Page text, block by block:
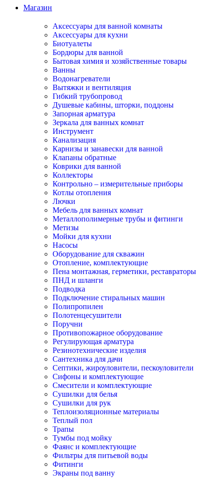
Магазин
Аксессуары для ванной комнаты
Аксессуары для кухни
Биотуалеты
Бордюры для ванной
Бытовая химия и хозяйственные товары
Ванны
Водонагреватели
Вытяжки и вентиляция
Гибкий трубопровод
Душевые кабины, шторки, поддоны
Запорная арматура
Зеркала для ванных комнат
Инструмент
Канализация
Карнизы и занавески для ванной
Клапаны обратные
Коврики для ванной
Коллекторы
Контрольно – измерительные приборы
Котлы отопления
Лючки
Мебель для ванных комнат
Металлополимерные трубы и фитинги
Метизы
Мойки для кухни
Насосы
Оборудование для скважин
Отопление, комплектующие
Пена монтажная, герметики, реставраторы
ПНД и шланги
Подводка
Подключение стиральных машин
Полипропилен
Полотенцесушители
Поручни
Противопожарное оборудование
Регулирующая арматура
Резинотехнические изделия
Сантехника для дачи
Септики, жироуловители, пескоуловители
Сифоны и комплектующие
Смесители и комплектующие
Сушилки для белья
Сушилки для рук
Теплоизоляционные материалы
Теплый пол
Трапы
Тумбы под мойку
Фаянс и комплектующие
Фильтры для питьевой воды
Фитинги
Экраны под ванну